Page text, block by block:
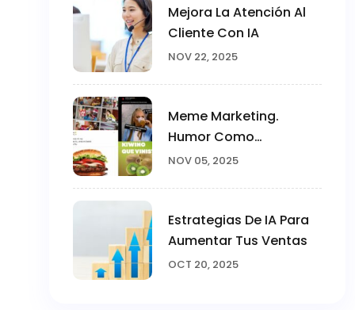
Mejora La Atención Al
Cliente Con IA
NOV 22, 2025
Meme Marketing.
Humor Como
Estrategia
NOV 05, 2025
Estrategias De IA Para
Aumentar Tus Ventas
OCT 20, 2025